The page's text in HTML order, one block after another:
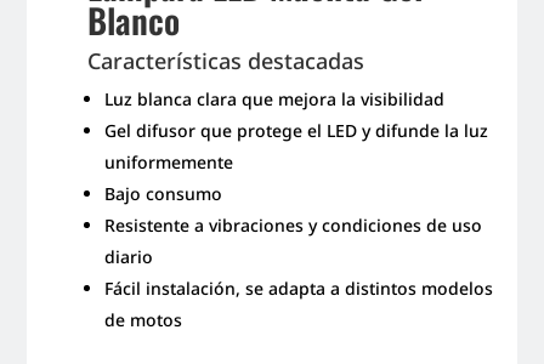
Blanco
Características destacadas
Luz blanca clara que mejora la visibilidad
Gel difusor que protege el LED y difunde la luz
uniformemente
Bajo consumo
Resistente a vibraciones y condiciones de uso
diario
Fácil instalación, se adapta a distintos modelos
de motos